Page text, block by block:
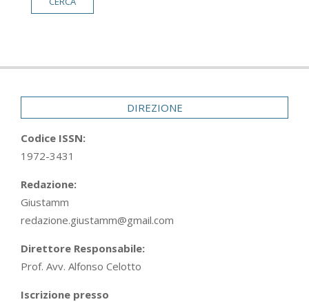
DIREZIONE
Codice ISSN:
1972-3431
Redazione:
Giustamm
redazione.giustamm@gmail.com
Direttore Responsabile:
Prof. Avv. Alfonso Celotto
Iscrizione presso